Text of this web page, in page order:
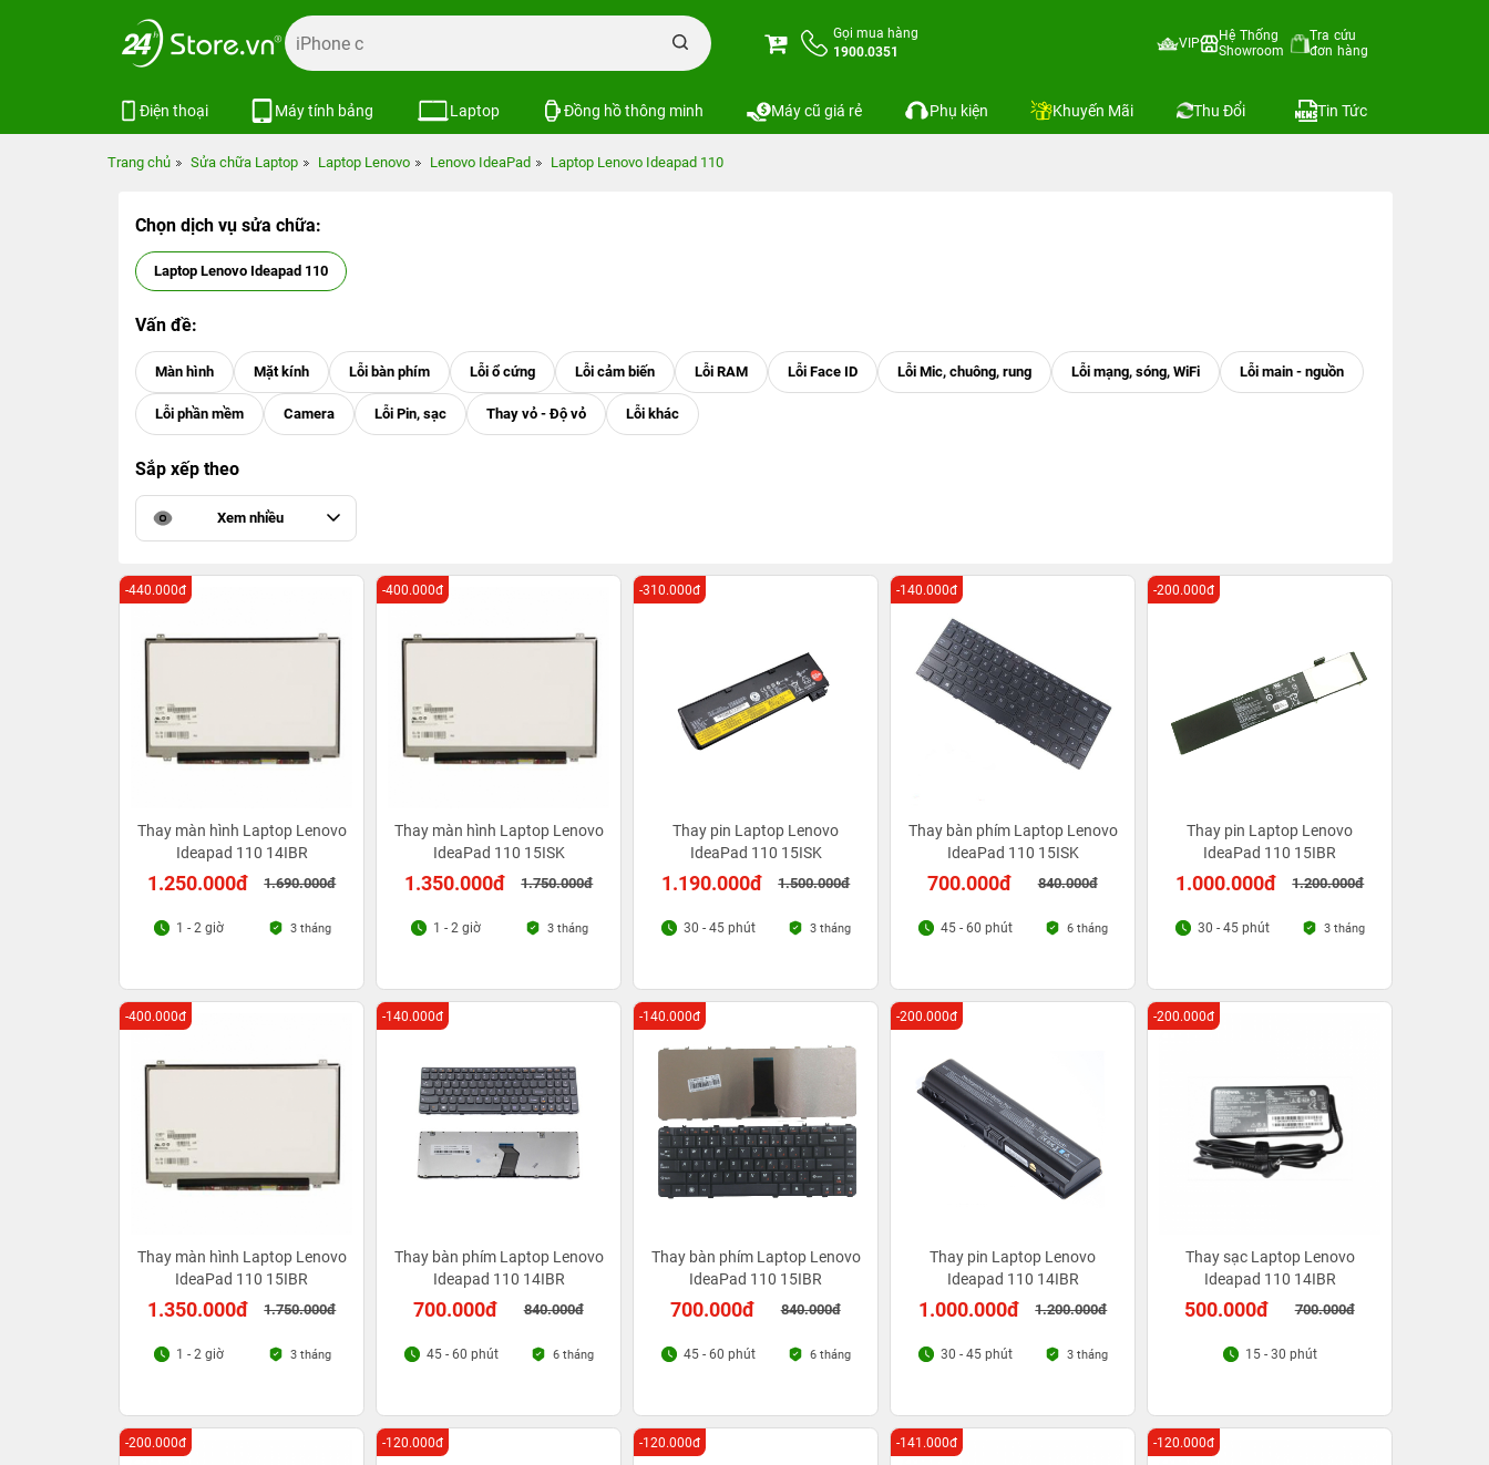
Gọi mua hàng
1900.0351
VIP
Hệ Thống
Showroom
Tra cứu
đơn hàng
Điện thoại Máy tính bảng Laptop Đồng hồ thông minh Máy cũ giá rẻ Phụ kiện Khuyến Mãi Thu Đổi Tin Tức
Trang chủ Sửa chữa Laptop Laptop Lenovo Lenovo IdeaPad Laptop Lenovo Ideapad 110
Chọn dịch vụ sửa chữa:
Laptop Lenovo Ideapad 110
Vấn đề:
Sắp xếp theo
Xem nhiều
Thay màn hình Laptop Lenovo
Ideapad 110 14IBR
1.250.000đ 1.690.000đ
-440.000đ
1 - 2 giờ 3 tháng
Thay màn hình Laptop Lenovo
IdeaPad 110 15ISK
1.350.000đ 1.750.000đ
-400.000đ
1 - 2 giờ 3 tháng
Thay pin Laptop Lenovo
IdeaPad 110 15ISK
1.190.000đ 1.500.000đ
-310.000đ
30 - 45 phút 3 tháng
Thay bàn phím Laptop Lenovo
IdeaPad 110 15ISK
700.000đ 840.000đ
-140.000đ
45 - 60 phút 6 tháng
Thay pin Laptop Lenovo
IdeaPad 110 15IBR
1.000.000đ 1.200.000đ
-200.000đ
30 - 45 phút 3 tháng
Thay màn hình Laptop Lenovo
IdeaPad 110 15IBR
1.350.000đ 1.750.000đ
-400.000đ
1 - 2 giờ 3 tháng
Thay bàn phím Laptop Lenovo
Ideapad 110 14IBR
700.000đ 840.000đ
-140.000đ
45 - 60 phút 6 tháng
Thay bàn phím Laptop Lenovo
IdeaPad 110 15IBR
700.000đ 840.000đ
-140.000đ
45 - 60 phút 6 tháng
Thay pin Laptop Lenovo
Ideapad 110 14IBR
1.000.000đ 1.200.000đ
-200.000đ
30 - 45 phút 3 tháng
Thay sạc Laptop Lenovo
Ideapad 110 14IBR
500.000đ 700.000đ
-200.000đ
15 - 30 phút
-200.000đ -120.000đ -120.000đ -141.000đ -120.000đ